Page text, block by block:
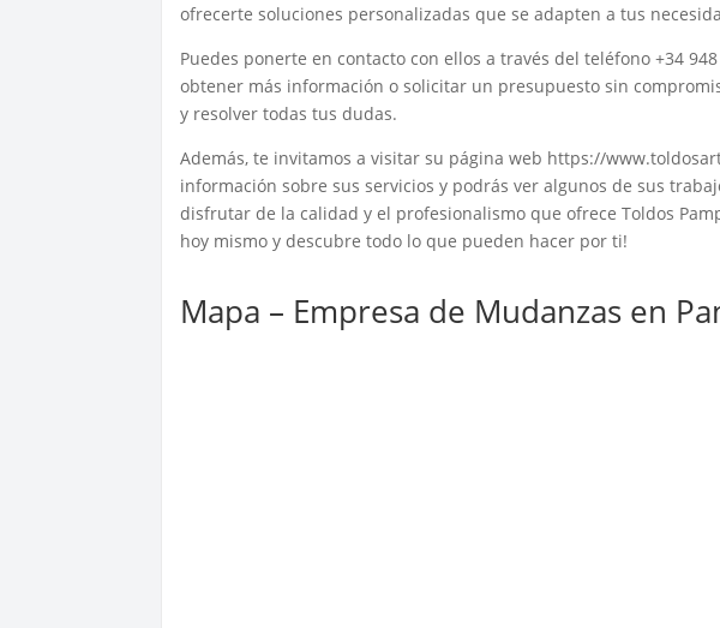
ofrecerte soluciones personalizadas que se adapten a tus
Puedes ponerte en contacto con ellos a través del teléfono +34
obtener más información o solicitar un presupuesto sin
y resolver todas tus dudas.
Además, te invitamos a visitar su página web https://
información sobre sus servicios y podrás ver algunos de sus
disfrutar de la calidad y el profesionalismo que ofrece Toldos
hoy mismo y descubre todo lo que pueden hacer por ti!
Mapa – Empresa de Mudanzas en